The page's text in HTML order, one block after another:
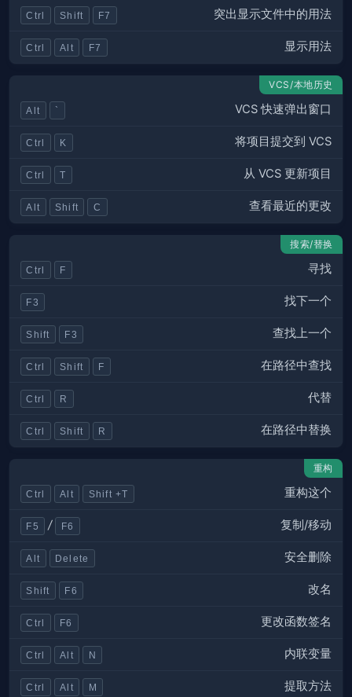
Ctrl Shift F7 突出显示文件中的用法
Ctrl Alt F7 显示用法
VCS/本地历史
Alt ` VCS 快速弹出窗口
Ctrl K 将项目提交到 VCS
Ctrl T 从 VCS 更新项目
Alt Shift C 查看最近的更改
搜索/替换
Ctrl F 寻找
F3 找下一个
Shift F3 查找上一个
Ctrl Shift F 在路径中查找
Ctrl R 代替
Ctrl Shift R 在路径中替换
重构
Ctrl Alt Shift +T 重构这个
F5 / F6 复制/移动
Alt Delete 安全删除
Shift F6 改名
Ctrl F6 更改函数签名
Ctrl Alt N 内联变量
Ctrl Alt M 提取方法